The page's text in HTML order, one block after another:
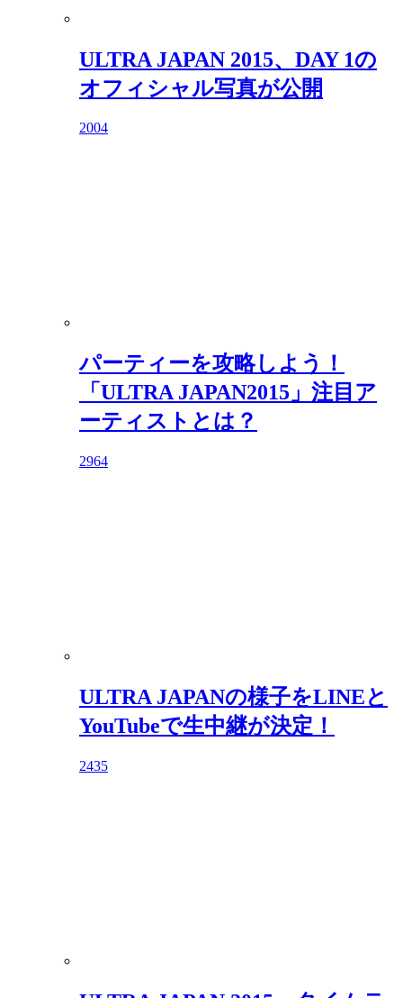
ULTRA JAPAN 2015、DAY 1の
オフィシャル写真が公開
2004
パーティーを攻略しよう！
「ULTRA JAPAN2015」注目ア
ーティストとは？
2964
ULTRA JAPANの様子をLINEと
YouTubeで生中継が決定！
2435